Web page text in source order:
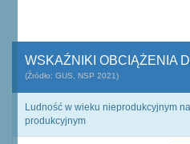
WSKAŹNIKI OBCIĄŻENIA
(Źródło: GUS, NSP 2021)
Ludność w wieku nieprodukcyjnym
produkcyjnym